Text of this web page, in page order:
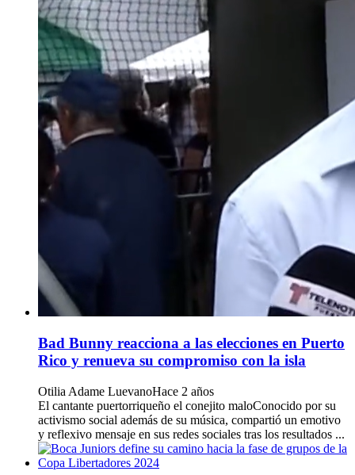
Bad Bunny reacciona a las elecciones en Puerto
Rico y renueva su compromiso con la isla
Otilia Adame LuevanoHace 2 años
El cantante puertorriqueño el conejito maloConocido por su
activismo social además de su música, compartió un emotivo
y reflexivo mensaje en sus redes sociales tras los resultados ...